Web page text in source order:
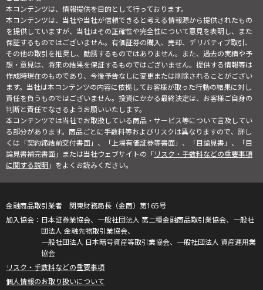
本コンテンツは、情報提供を目的として行っております。
本コンテンツは、当社や当社が信頼できると考える情報源から提供されたもの
を提供していますが、当社はその正確性や完全性について意見を表明し、また
保証するものではございません。有価証券の購入、売却、デリバティブ取引、
その他の取引を推奨し、勧誘するものではありません。また、過去の実績や予
想・意見は、将来の結果を保証するものではございません。提供する情報等は
作成時現在のものであり、今後予告なしに変更または削除されることがござい
ます。当社は本コンテンツの内容に依拠してお客様が取った行動の結果に対し
責任を負うものではございません。投資にかかる最終決定は、お客様ご自身の
判断と責任でなさるようお願いいたします。
本コンテンツでは当社でお取扱している商品・サービス等について言及してい
る部分があります。商品ごとに手数料等およびリスクは異なりますので、詳し
くは「契約締結前交付書面」、「上場有価証券等書面」、「目論見書」、「目
論見書補完書面」または当社ウェブサイトの「リスク・手数料などの重要事項
に関する説明」をよくお読みください。
金融商品取引業者 関東財務局長（金商）第165号
日本証券業協会、一般社団法人 第二種金融商品取引業協会、一般社
団法人 金融先物取引業協会、
一般社団法人 日本暗号資産等取引業協会、一般社団法人 資産運用業
協会
リスク・手数料などの重要事項
個人情報のお取り扱いについて